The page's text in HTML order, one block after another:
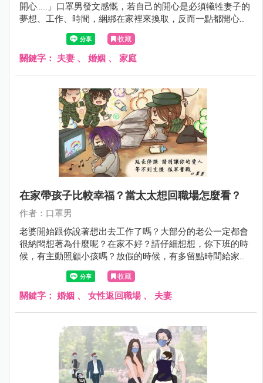
開心......」口罩男發文感慨，若自己的開心是必須犧牲妻子的
夢想、工作、時間，綑綁在家裡來換取，反而一點都開心不
起來，所以他們都會找時間安排爸爸日，給太太一點獨處喘
息時間，讓家庭生活更好。收藏
關鍵字： 夫妻 、 婚姻 、 家庭
在家帶孩子比較幸福？當太太想回職場怎麼看？
作者：口罩男
老婆開始跟你說著想出去工作了嗎？大部分的老公一定都會
很納悶想著為什麼呢？在家不好？請仔細想想，你下班的時
候，有主動照顧小孩嗎？放假的時候，有多留點時間給家人
收藏
關鍵字： 婚姻 、 女性返回職場 、 夫妻